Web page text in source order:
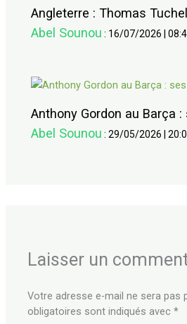
Angleterre : Thomas
Abel Sounou : 16/07/2026 |
Anthony Gordon au Barça
Abel Sounou :29/05/2026 |
Laisser un
Votre adresse e-mail ne sera pas
obligatoires sont indiqués avec*